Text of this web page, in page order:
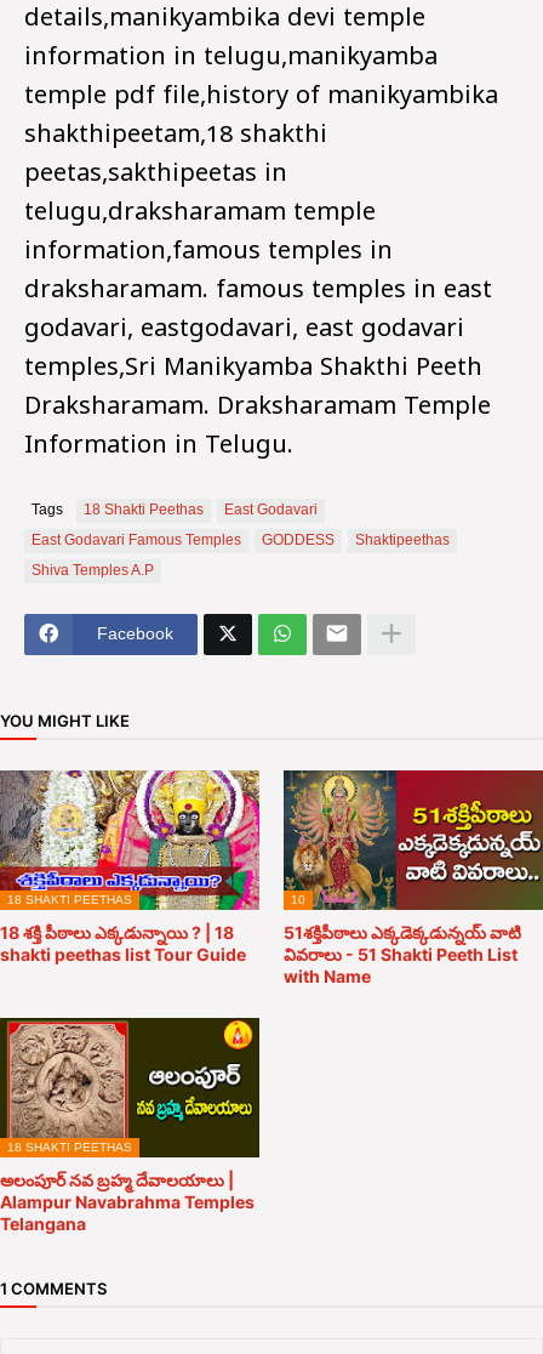
details,manikyambika devi temple
information in telugu,manikyamba
temple pdf file,history of manikyambika
shakthipeetam,18 shakthi
peetas,sakthipeetas in
telugu,draksharamam temple
information,famous temples in
draksharamam. famous temples in east
godavari, eastgodavari, east godavari
temples,Sri Manikyamba Shakthi Peeth
Draksharamam. Draksharamam Temple
Information in Telugu.
Tags 18 Shakti Peethas
East Godavari
East Godavari Famous Temples
GODDESS
Shaktipeethas
Shiva Temples A.P
Facebook
YOU MIGHT LIKE
18 SHAKTI PEETHAS
18 శక్తి పీఠాలు ఎక్కడున్నాయి ? | 18
shakti peethas list Tour Guide
10
51శక్తిపీఠాలు ఎక్కడెక్కడున్నయ్ వాటి
వివరాలు - 51 Shakti Peeth List
with Name
18 SHAKTI PEETHAS
అలంపూర్ నవ బ్రహ్మ దేవాలయాలు |
Alampur Navabrahma Temples
Telangana
1 COMMENTS